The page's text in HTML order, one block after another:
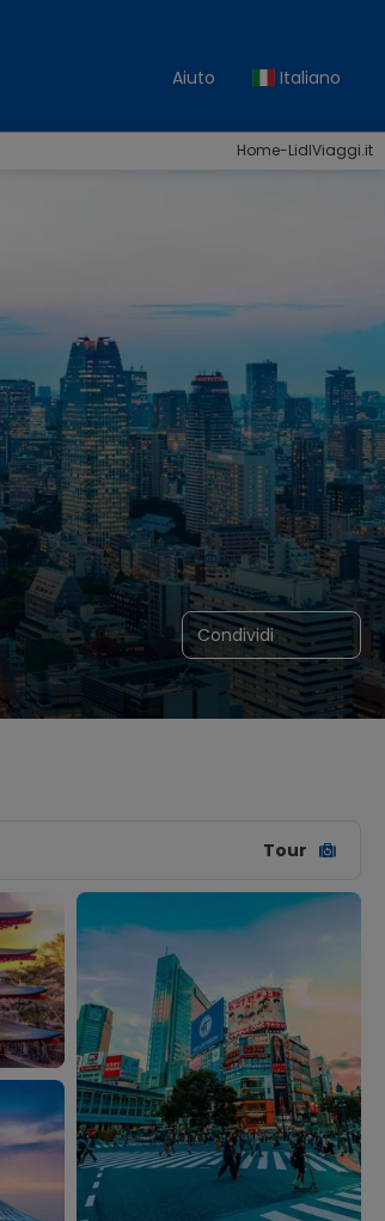
Aiuto Italiano
Home-LidlViaggi.it
Condividi
Tour